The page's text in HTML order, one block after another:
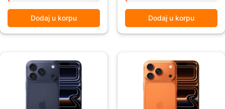
Dodaj u korpu Dodaj u korpu